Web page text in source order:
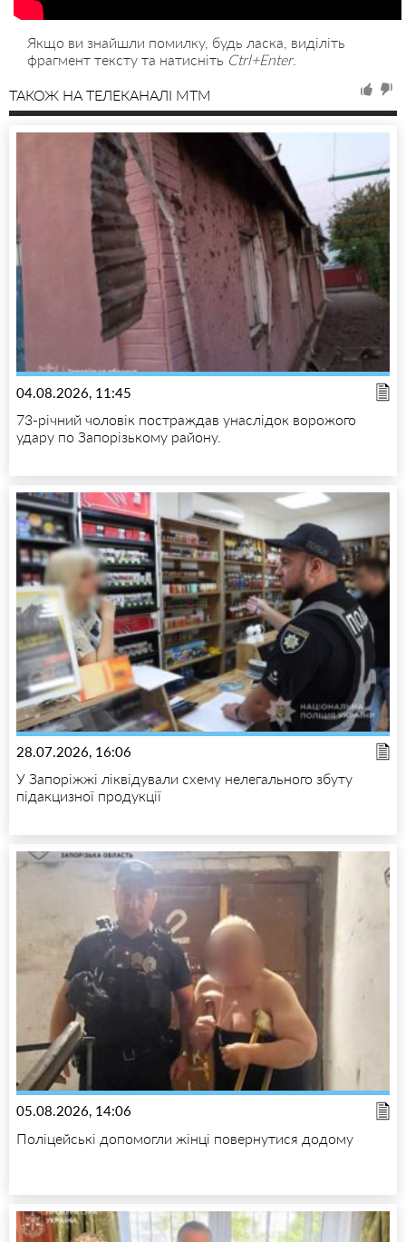
Якщо ви знайшли помилку, будь ласка, виділіть
фрагмент тексту та натисніть Ctrl+Enter.
ТАКОЖ НА ТЕЛЕКАНАЛІ MTM
04.08.2026, 11:45
73-річний чоловік постраждав унаслідок ворожого
удару по Запорізькому району.
28.07.2026, 16:06
У Запоріжжі ліквідували схему нелегального збуту
підакцизної продукції
05.08.2026, 14:06
Поліцейські допомогли жінці повернутися додому